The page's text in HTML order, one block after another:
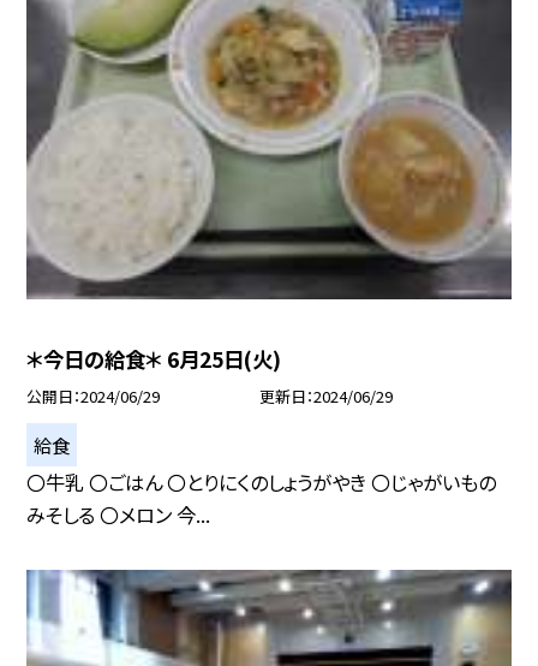
＊今日の給食＊ 6月25日(火)
公開日 2024/06/29 更新日 2024/06/29
給食
〇牛乳 〇ごはん 〇とりにくのしょうがやき 〇じゃがいもの
みそしる 〇メロン 今...